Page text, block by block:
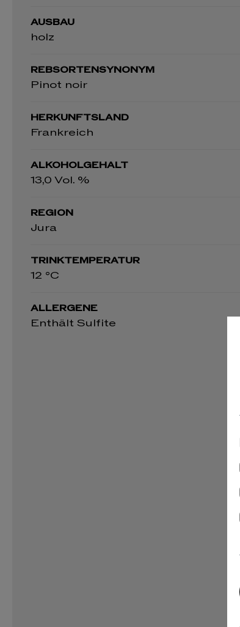
AUSBAU
holz
REBSORTENSYNONYM
Pinot noir
HERKUNFTSLAND
Frankreich
ALKOHOLGEHALT
13,0 Vol. %
REGION
Jura
TRINKTEMPERATUR
12 °C
ALLERGENE
Enthält Sulfite